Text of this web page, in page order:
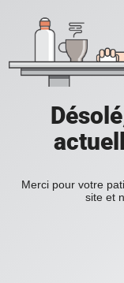
Merci pour votre
site et